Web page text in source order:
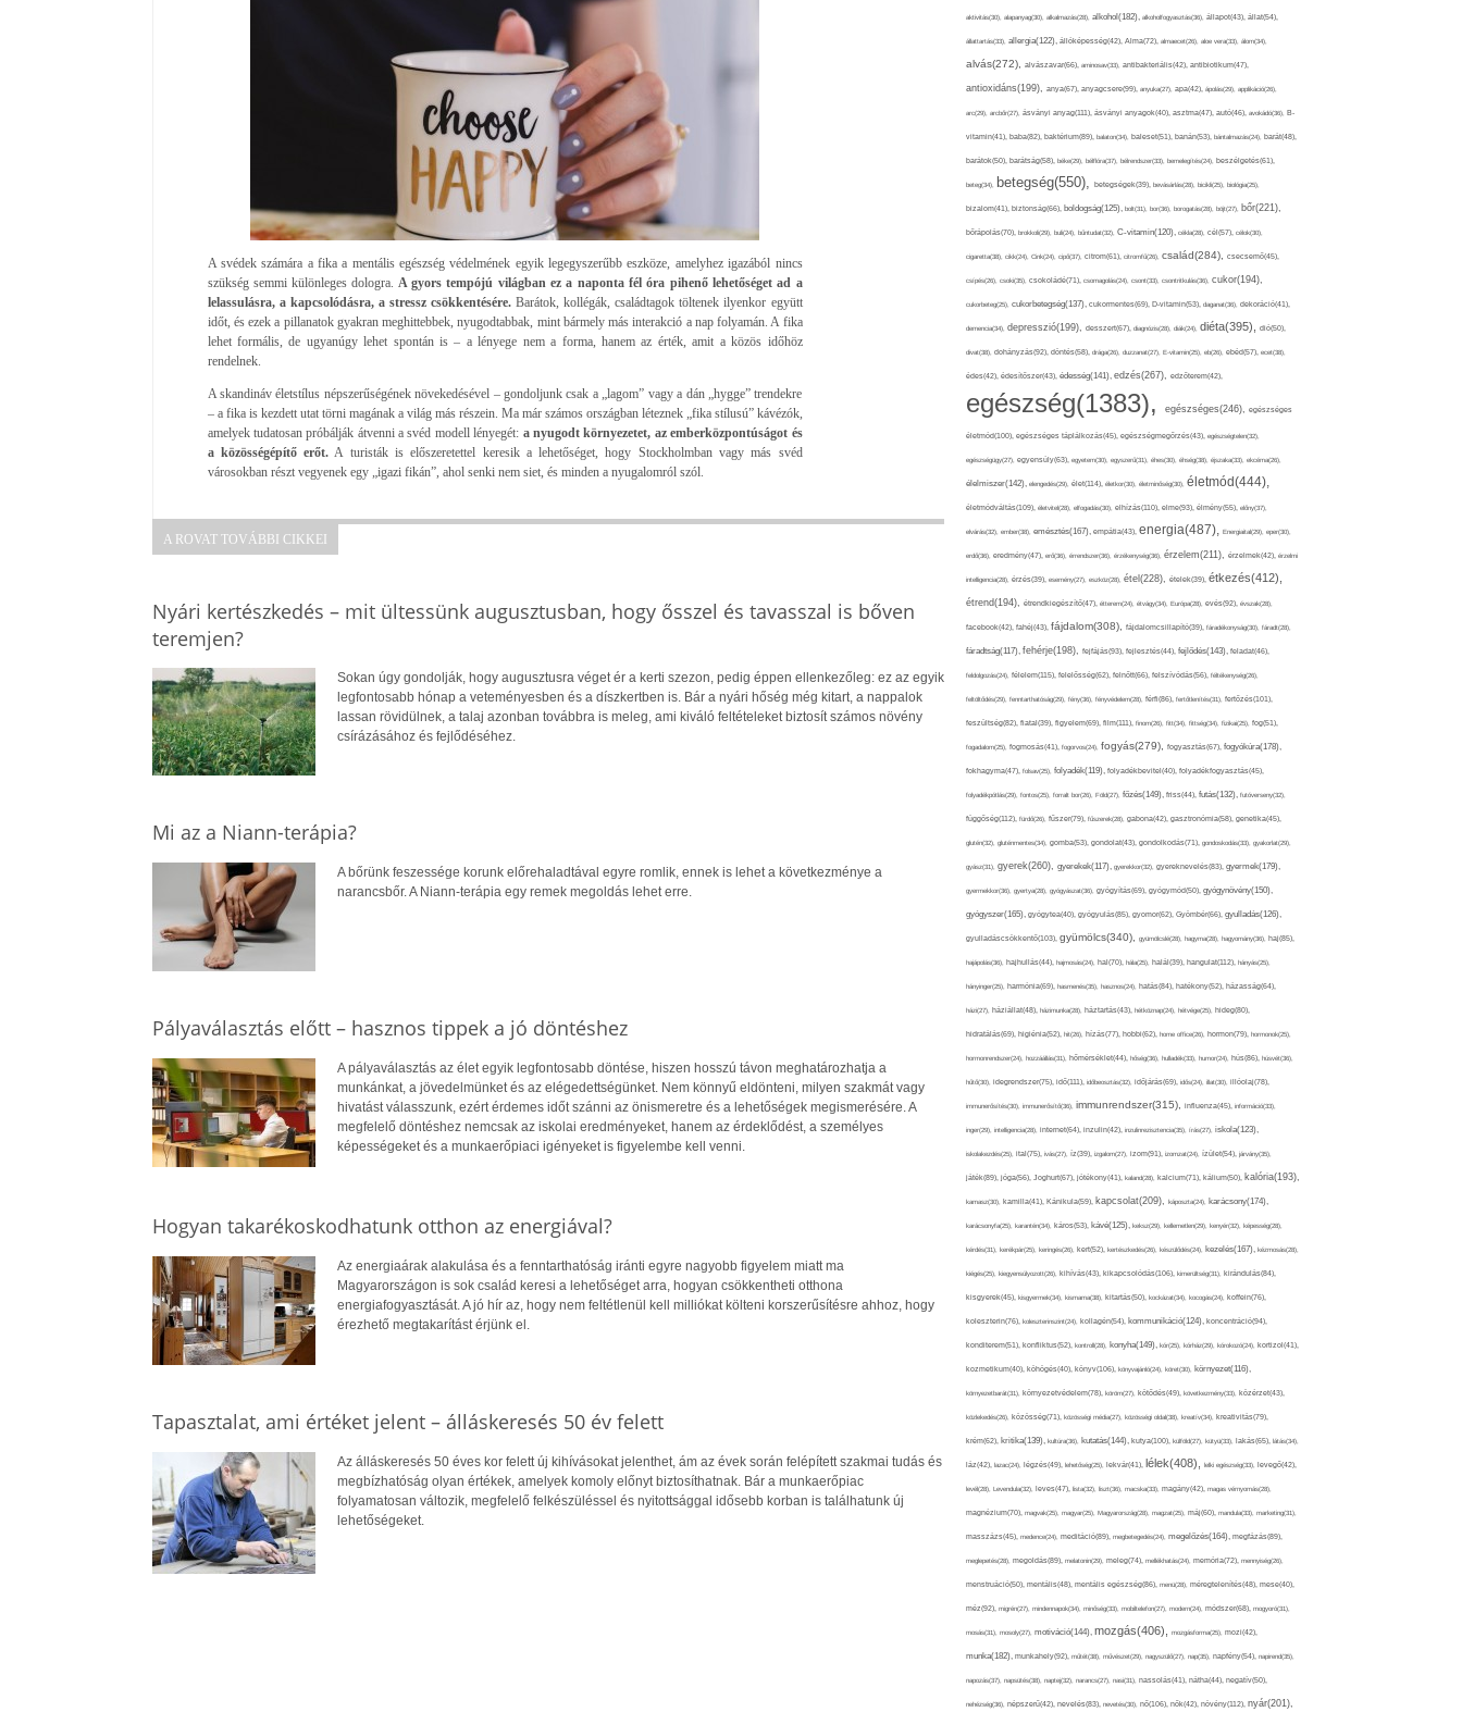
A svédek számára a fika a mentális egészség védelmének egyik legegyszerűbb eszköze, amelyhez igazából nincs
szükség semmi különleges dologra. A gyors tempójú világban ez a naponta fél óra pihenő lehetőséget ad a
lelassulásra, a kapcsolódásra, a stressz csökkentésére.Barátok, kollégák, családtagok töltenek ilyenkor együtt
időt, és ezek a pillanatok gyakran meghittebbek, nyugodtabbak, mint bármely más interakció a nap folyamán. A fika
lehet formális, de ugyanúgy lehet spontán is – a lényege nem a forma, hanem az érték, amit a közös időhöz
rendelnek.
A skandináv életstílus népszerűségének növekedésével – gondoljunk csak a „lagom” vagy a dán „hygge” trendekre
– a fika is kezdett utat törni magának a világ más részein. Ma már számos országban léteznek „fika stílusú” kávézók,
amelyek tudatosan próbálják átvenni a svéd modell lényegét: a nyugodt környezetet, az emberközpontúságot és
a közösségépítő erőt. A turisták is előszeretettel keresik a lehetőséget, hogy Stockholmban vagy más svéd
városokban részt vegyenek egy „igazi fikán”, ahol senki nem siet, és minden a nyugalomról szól.
A ROVAT TOVÁBBI CIKKEI
Nyári kertészkedés – mit ültessünk augusztusban, hogy ősszel és tavasszal is bőven
teremjen?
Sokan úgy gondolják, hogy augusztusra véget ér a kerti szezon, pedig éppen ellenkezőleg: ez az egyik
legfontosabb hónap a veteményesben és a díszkertben is. Bár a nyári hőség még kitart, a nappalok
lassan rövidülnek, a talaj azonban továbbra is meleg, ami kiváló feltételeket biztosít számos növény
csírázásához és fejlődéséhez.
Mi az a Niann-terápia?
A bőrünk feszessége korunk előrehaladtával egyre romlik, ennek is lehet a következménye a
narancsbőr. A Niann-terápia egy remek megoldás lehet erre.
Pályaválasztás előtt – hasznos tippek a jó döntéshez
A pályaválasztás az élet egyik legfontosabb döntése, hiszen hosszú távon meghatározhatja a
munkánkat, a jövedelmünket és az elégedettségünket. Nem könnyű eldönteni, milyen szakmát vagy
hivatást válasszunk, ezért érdemes időt szánni az önismeretre és a lehetőségek megismerésére. A
megfelelő döntéshez nemcsak az iskolai eredményeket, hanem az érdeklődést, a személyes
képességeket és a munkaerőpiaci igényeket is figyelembe kell venni.
Hogyan takarékoskodhatunk otthon az energiával?
Az energiaárak alakulása és a fenntarthatóság iránti egyre nagyobb figyelem miatt ma
Magyarországon is sok család keresi a lehetőséget arra, hogyan csökkentheti otthona
energiafogyasztását. A jó hír az, hogy nem feltétlenül kell milliókat költeni korszerűsítésre ahhoz, hogy
érezhető megtakarítást érjünk el.
Tapasztalat, ami értéket jelent – álláskeresés 50 év felett
Az álláskeresés 50 éves kor felett új kihívásokat jelenthet, ám az évek során felépített szakmai tudás és
megbízhatóság olyan értékek, amelyek komoly előnyt biztosíthatnak. Bár a munkaerőpiac
folyamatosan változik, megfelelő felkészüléssel és nyitottsággal idősebb korban is találhatunk új
lehetőségeket.
aktivitás(30), alapanyag(30), alkalmazás(28), alkohol(182), alkoholfogyasztás(36), állapot(43), állat(54),
állattartás(33), allergia(122), állóképesség(42), Alma(72), almaecet(26), aloe vera(33), álom(34),
alvás(272), alvászavar(66), aminosav(33), antibakteriális(42), antibiotikum(47),
antioxidáns(199), anya(67), anyagcsere(99), anyuka(27), apa(42), ápolás(29), applikáció(26),
arc(29), arcbőr(27), ásványi anyag(111), ásványi anyagok(40), asztma(47), autó(46), avokádó(36), B-
vitamin(41), baba(82), baktérium(89), balaton(34), baleset(51), banán(53), bántalmazás(24), barát(48),
barátok(50), barátság(58), béke(29), bélflóra(37), bélrendszer(33), bemelegítés(24), beszélgetés(61),
beteg(34), betegség(550), betegségek(39), bevásárlás(28), bicikli(25), biológia(25),
bizalom(41), biztonság(66), boldogság(125), bolt(31), bor(36), borogatás(28), böjt(27), bőr(221),
bőrápolás(70), brokkoli(29), buli(24), bűntudat(32), C-vitamin(120), cékla(28), cél(57), célok(30),
cigaretta(38), cikk(24), Cink(24), cipő(37), citrom(61), citromfű(26), család(284), csecsemő(45),
csípés(26), csoki(35), csokoládé(71), csomagolás(24), csont(33), csontritkulás(36), cukor(194),
cukorbeteg(25), cukorbetegség(137), cukormentes(69), D-vitamin(53), daganat(36), dekoráció(41),
demencia(34), depresszió(199), desszert(67), diagnózis(28), diák(24), diéta(395), dió(50),
divat(38), dohányzás(92), döntés(58), drága(26), duzzanat(27), E-vitamin(25), eb(26), ebéd(57), ecet(38),
édes(42), édesítőszer(43), édesség(141), edzés(267), edzőterem(42),
egészség(1383), egészséges(246), egészséges
életmód(100), egészséges táplálkozás(45), egészségmegőrzés(43), egészségtelen(32),
egészségügy(27), egyensúly(63), egyetem(30), egyszerű(31), éhes(30), éhség(38), éjszaka(33), ekcéma(26),
élelmiszer(142), elengedés(29), élet(114), életkor(30), életminőség(30), életmód(444),
életmódváltás(109), életvitel(28), elfogadás(30), elhízás(110), elme(93), élmény(55), előny(37),
elvárás(32), ember(38), emésztés(167), empátia(43), energia(487), Energiaital(29), eper(30),
erdő(36), eredmény(47), erő(36), érrendszer(36), érzékenység(36), érzelem(211), érzelmek(42), érzelmi
intelligencia(28), érzés(39), esemény(27), eszköz(28), étel(228), ételek(39), étkezés(412),
étrend(194), étrendkiegészítő(47), étterem(24), étvágy(34), Európa(28), evés(92), évszak(28),
facebook(42), fahéj(43), fájdalom(308), fájdalomcsillapító(39), fáradékonyság(30), fáradt(28),
fáradtság(117), fehérje(198), fejfájás(93), fejlesztés(44), fejlődés(143), feladat(46),
feldolgozás(24), félelem(115), felelősség(62), felnőtt(66), felszívódás(56), féltékenység(26),
feltöltődés(29), fenntarthatóság(29), fény(36), fényvédelem(28), férfi(86), fertőtlenítés(31), fertőzés(101),
feszültség(82), fiatal(39), figyelem(69), film(111), finom(26), fitt(34), fittség(34), fizikai(25), fog(51),
fogadalom(25), fogmosás(41), fogorvos(24), fogyás(279), fogyasztás(67), fogyókúra(178),
fokhagyma(47), folsav(25), folyadék(119), folyadékbevitel(40), folyadékfogyasztás(45),
folyadékpótlás(29), fontos(25), forralt bor(26), Föld(27), főzés(149), friss(44), futás(132), futóverseny(32),
függőség(112), fürdő(26), fűszer(79), fűszerek(28), gabona(42), gasztronómia(58), genetika(45),
glutén(32), gluténmentes(34), gomba(53), gondolat(43), gondolkodás(71), gondoskodás(33), gyakorlat(29),
gyász(31), gyerek(260), gyerekek(117), gyerekkor(32), gyereknevelés(83), gyermek(179),
gyermekkor(36), gyertya(28), gyógyászat(36), gyógyítás(69), gyógymód(50), gyógynövény(150),
gyógyszer(165), gyógytea(40), gyógyulás(85), gyomor(62), Gyömbér(66), gyulladás(126),
gyulladáscsökkentő(103), gyümölcs(340), gyümölcslé(28), hagyma(28), hagyomány(36), haj(85),
hajápolás(36), hajhullás(44), hajmosás(24), hal(70), hála(25), halál(39), hangulat(112), hányás(25),
hányinger(25), harmónia(69), hasmenés(35), hasznos(24), hatás(84), hatékony(52), házasság(64),
házi(27), háziállat(48), házimunka(28), háztartás(43), hétköznap(24), hétvége(25), hideg(80),
hidratálás(69), higiénia(52), hit(26), hízás(77), hobbi(62), home office(26), hormon(79), hormonok(25),
hormonrendszer(24), hozzáállás(31), hőmérséklet(44), hőség(36), hulladék(33), humor(24), hús(86), húsvét(36),
hűtő(30), idegrendszer(75), idő(111), időbeosztás(32), időjárás(69), idős(24), illat(30), illóolaj(78),
immunerősítés(30), immunerősítő(36), immunrendszer(315), influenza(45), információ(33),
inger(29), intelligencia(28), internet(64), inzulin(42), inzulinrezisztencia(35), írás(27), iskola(123),
iskolakezdés(25), ital(75), ivás(27), íz(39), izgalom(27), izom(91), izomzat(24), ízület(54), járvány(35),
játék(89), jóga(56), Joghurt(67), jótékony(41), kaland(28), kalcium(71), kálium(50), kalória(193),
kamasz(30), kamilla(41), Kánikula(59), kapcsolat(209), káposzta(24), karácsony(174),
karácsonyfa(25), karantén(34), káros(53), kávé(125), keksz(29), kellemetlen(29), kenyér(32), képesség(28),
kérdés(31), kerékpár(25), keringés(26), kert(52), kertészkedés(26), készülődés(24), kezelés(167), kézmosás(28),
kiégés(25), kiegyensúlyozott(26), kihívás(43), kikapcsolódás(106), kimerültség(31), kirándulás(84),
kisgyerek(45), kisgyermek(34), kismama(38), kitartás(50), kockázat(34), kocogás(24), koffein(76),
koleszterin(76), koleszterinszint(24), kollagén(54), kommunikáció(124), koncentráció(94),
konditerem(51), konfliktus(52), kontroll(28), konyha(149), kór(25), kórház(29), kórokozó(24), kortizol(41),
kozmetikum(40), köhögés(40), könyv(106), könyvajánló(24), köret(30), környezet(116),
környezetbarát(31), környezetvédelem(78), köröm(27), kötődés(49), következmény(33), közérzet(43),
közlekedés(26), közösség(71), közösségi média(27), közösségi oldal(38), kreatív(34), kreativitás(79),
krém(62), kritika(139), kultúra(36), kutatás(144), kutya(100), külföld(27), kütyü(33), lakás(65), látás(34),
láz(42), lazac(24), légzés(49), lehetőség(25), lekvár(41), lélek(408), lelki egészség(33), levegő(42),
levél(28), Levendula(32), leves(47), lista(32), liszt(36), macska(33), magány(42), magas vérnyomás(28),
magnézium(70), magvak(25), magyar(25), Magyarország(28), magzat(25), máj(60), mandula(33), marketing(31),
masszázs(45), medence(24), meditáció(89), megbetegedés(24), megelőzés(164), megfázás(89),
meglepetés(28), megoldás(89), melatonin(29), meleg(74), mellékhatás(24), memória(72), mennyiség(26),
menstruáció(50), mentális(48), mentális egészség(86), menü(28), méregtelenítés(48), mese(40),
méz(92), migrén(27), mindennapok(34), minőség(33), mobiltelefon(27), modern(24), módszer(68), mogyoró(31),
mosás(31), mosoly(27), motiváció(144), mozgás(406), mozgásforma(25), mozi(42),
munka(182), munkahely(92), műtét(38), művészet(29), nagyszülő(27), nap(35), napfény(54), napirend(35),
napozás(37), napsütés(38), naptej(32), narancs(27), nasi(31), nassolás(41), nátha(44), negatív(50),
nehézség(36), népszerű(42), nevelés(83), nevetés(30), nő(106), nők(42), növény(112), nyár(201),